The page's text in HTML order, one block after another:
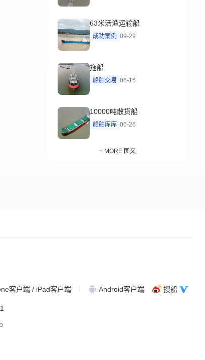
63米活渔运输船
成功案例 09-29
拖船
船舶交易 06-16
10000吨散货船
船舶库库 06-26
+ MORE 图文
客户端 / iPad客户端 Android客户端 搜船